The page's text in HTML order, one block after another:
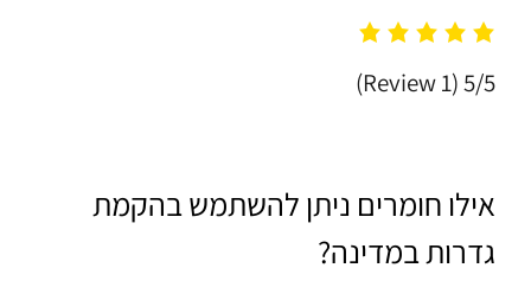
5/5
(1 Review)
אילו חומרים ניתן להשתמש בהקמת
גדרות במדינה?